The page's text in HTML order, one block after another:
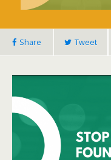
Share Tweet